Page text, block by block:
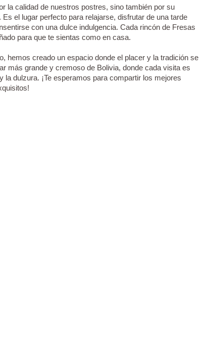
la calidad de nuestros postres, sino también por su
el lugar perfecto para relajarse, disfrutar de una tarde
con una dulce indulgencia. Cada rincón de Fresas
para que te sientas como en casa.
hemos creado un espacio donde el placer y la tradición se
más grande y cremoso de Bolivia, donde cada visita es
la dulzura. ¡Te esperamos para compartir los mejores